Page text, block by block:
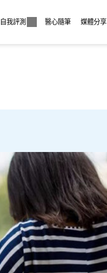
自我評測 醫心隨筆 媒體分享